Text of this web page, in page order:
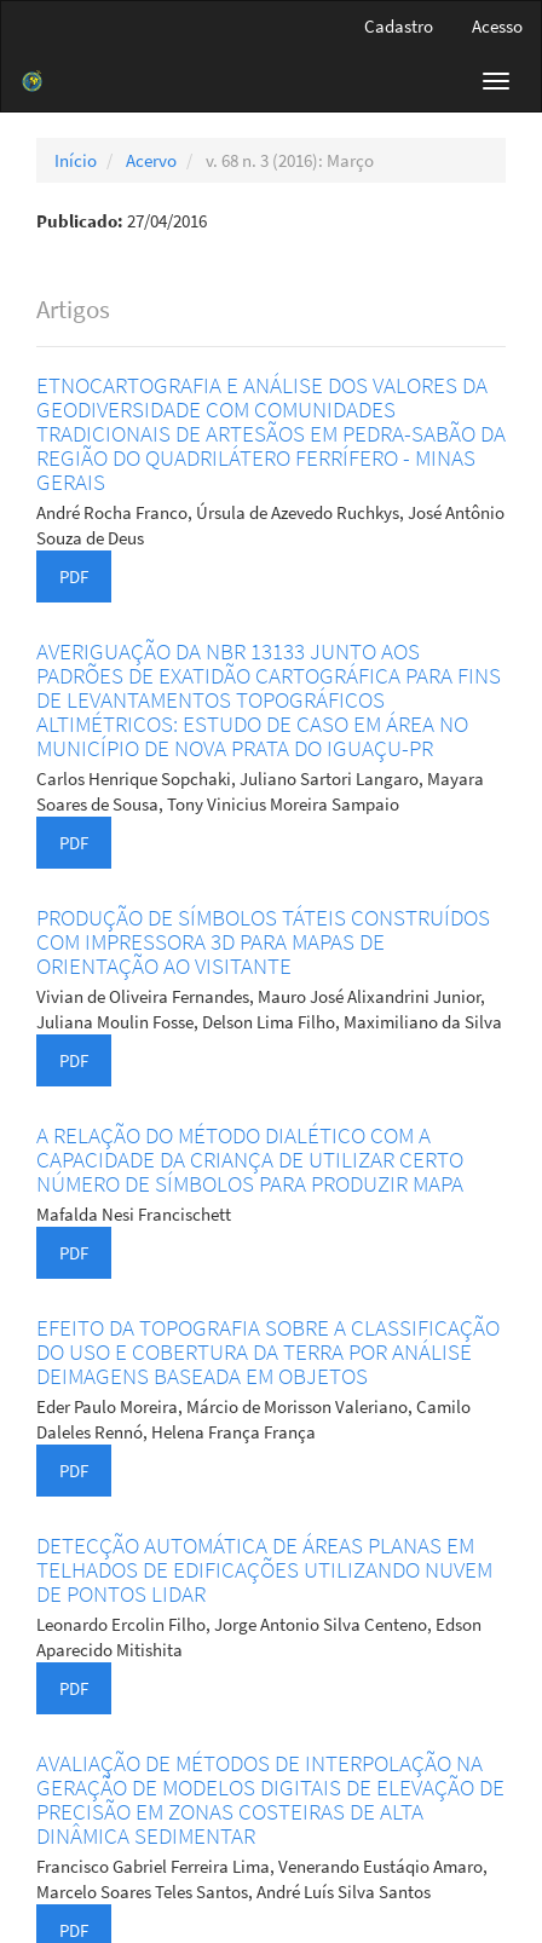
Barra
Cadastro Acesso
Início Acervo v. 68 n. 3 (2016): Março
Publicado: 27/04/2016
Artigos
ETNOCARTOGRAFIA E ANÁLISE DOS VALORES DA
GEODIVERSIDADE COM COMUNIDADES
TRADICIONAIS DE ARTESÃOS EM PEDRA-SABÃO DA
REGIÃO DO QUADRILÁTERO FERRÍFERO - MINAS
GERAIS
André Rocha Franco, Úrsula de Azevedo Ruchkys, José Antônio
Souza de Deus
PDF
AVERIGUAÇÃO DA NBR 13133 JUNTO AOS
PADRÕES DE EXATIDÃO CARTOGRÁFICA PARA FINS
DE LEVANTAMENTOS TOPOGRÁFICOS
ALTIMÉTRICOS: ESTUDO DE CASO EM ÁREA NO
MUNICÍPIO DE NOVA PRATA DO IGUAÇU-PR
Carlos Henrique Sopchaki, Juliano Sartori Langaro, Mayara
Soares de Sousa, Tony Vinicius Moreira Sampaio
PDF
PRODUÇÃO DE SÍMBOLOS TÁTEIS CONSTRUÍDOS
COM IMPRESSORA 3D PARA MAPAS DE
ORIENTAÇÃO AO VISITANTE
Vivian de Oliveira Fernandes, Mauro José Alixandrini Junior,
Juliana Moulin Fosse, Delson Lima Filho, Maximiliano da Silva
PDF
A RELAÇÃO DO MÉTODO DIALÉTICO COM A
CAPACIDADE DA CRIANÇA DE UTILIZAR CERTO
NÚMERO DE SÍMBOLOS PARA PRODUZIR MAPA
Mafalda Nesi Francischett
PDF
EFEITO DA TOPOGRAFIA SOBRE A CLASSIFICAÇÃO
DO USO E COBERTURA DA TERRA POR ANÁLISE
DEIMAGENS BASEADA EM OBJETOS
Eder Paulo Moreira, Márcio de Morisson Valeriano, Camilo
Daleles Rennó, Helena França França
PDF
DETECÇÃO AUTOMÁTICA DE ÁREAS PLANAS EM
TELHADOS DE EDIFICAÇÕES UTILIZANDO NUVEM
DE PONTOS LIDAR
Leonardo Ercolin Filho, Jorge Antonio Silva Centeno, Edson
Aparecido Mitishita
PDF
AVALIAÇÃO DE MÉTODOS DE INTERPOLAÇÃO NA
GERAÇÃO DE MODELOS DIGITAIS DE ELEVAÇÃO DE
PRECISÃO EM ZONAS COSTEIRAS DE ALTA
DINÂMICA SEDIMENTAR
Francisco Gabriel Ferreira Lima, Venerando Eustáqio Amaro,
Marcelo Soares Teles Santos, André Luís Silva Santos
PDF